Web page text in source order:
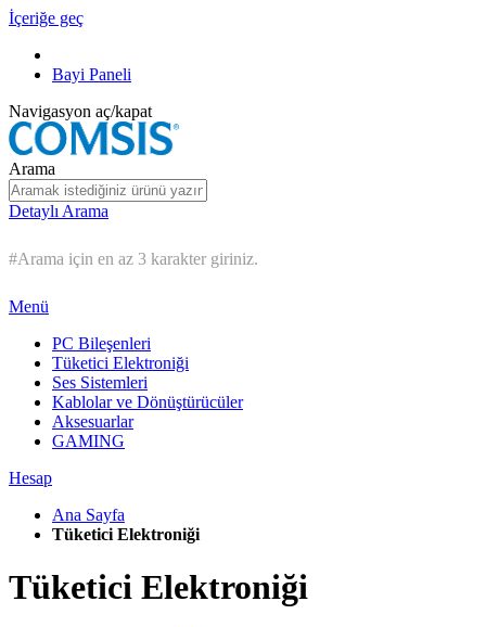
İçeriğe geç
Bayi Paneli
Navigasyon aç/kapat
Arama
Detaylı Arama
#Arama için en az 3 karakter giriniz.
Menü
PC Bileşenleri
Tüketici Elektroniği
Ses Sistemleri
Kablolar ve Dönüştürücüler
Aksesuarlar
GAMING
Hesap
Ana Sayfa
Tüketici Elektroniği
Tüketici Elektroniği